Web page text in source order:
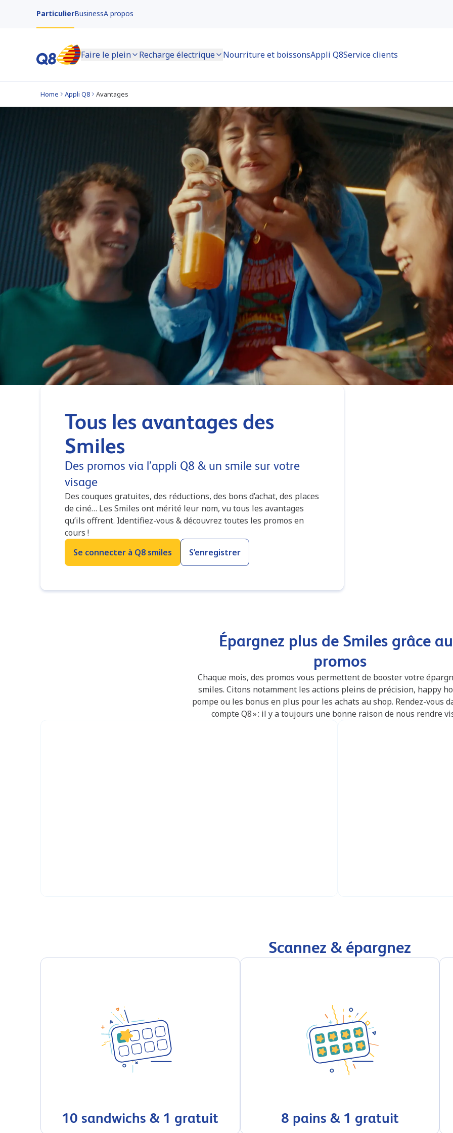
ParticulierBusinessA propos
Faire le plein Recharge électrique Nourriture et boissonsAppli Q8Service clients
Home Appli Q8 Avantages
Tous les avantages des
Smiles
Des promos via l’appli Q8 & un smile sur votre
visage
Des couques gratuites, des réductions, des bons d’achat, des places
de ciné… Les Smiles ont mérité leur nom, vu tous les avantages
qu’ils offrent. Identifiez-vous & découvrez toutes les promos en
cours !
Se connecter à Q8 smiles
S’enregistrer
Épargnez plus de Smiles grâce
promos
Chaque mois, des promos vous permettent de booster votre
smiles. Citons notamment les actions pleins de précision, happy
pompe ou les bonus en plus pour les achats au shop. Rendez-vous
compte Q8 » : il y a toujours une bonne raison de nous rendre
Scannez & épargnez
10 sandwichs & 1 gratuit 8 pains & 1 gratuit